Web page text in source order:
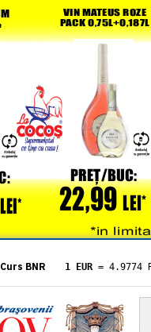
Curs BNR 1 EUR = 4.9774
= 5.8304
1 XAU= 464.4611
1 AED= 1.1933